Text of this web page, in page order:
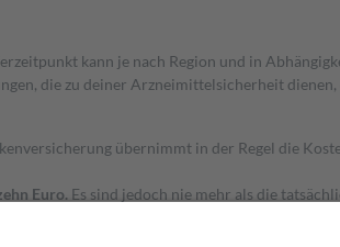
kann je nach Region und in
die zu deiner Arzneimittelsicherheit
übernimmt in der Regel die
Euro. Es sind jedoch nie mehr als die